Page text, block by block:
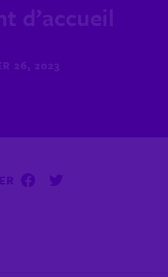
d’accueil
26, 2023